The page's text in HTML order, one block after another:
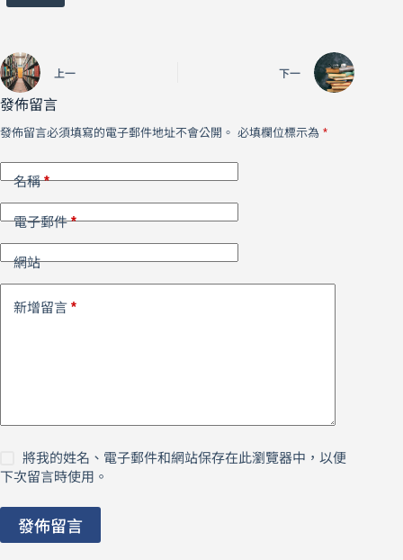
上一 下一
發佈留言
發佈留言必須填寫的電子郵件地址不會公開。 必填欄位標示為 *
名稱*
電子郵件*
網站
新增留言 *
將我的姓名、電子郵件和網站保存在此瀏覽器中，以便
下次留言時使用。
發佈留言